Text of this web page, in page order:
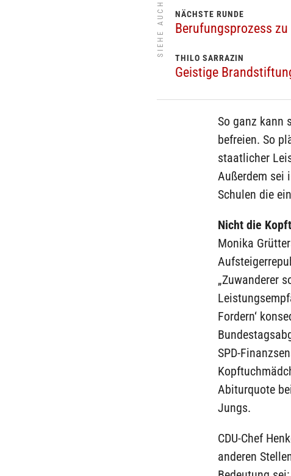
SIEHE AUCH NÄCHSTE RUNDE
Berufungsprozess
THILO SARRAZIN
Geistige
So ganz kann
befreien. So
staatlicher
Außerdem sei
Schulen die
Nicht die
Monika
„Zuwanderer
Fordern‘
SPD-
Abiturquote
Jungs.
CDU-Chef
anderen